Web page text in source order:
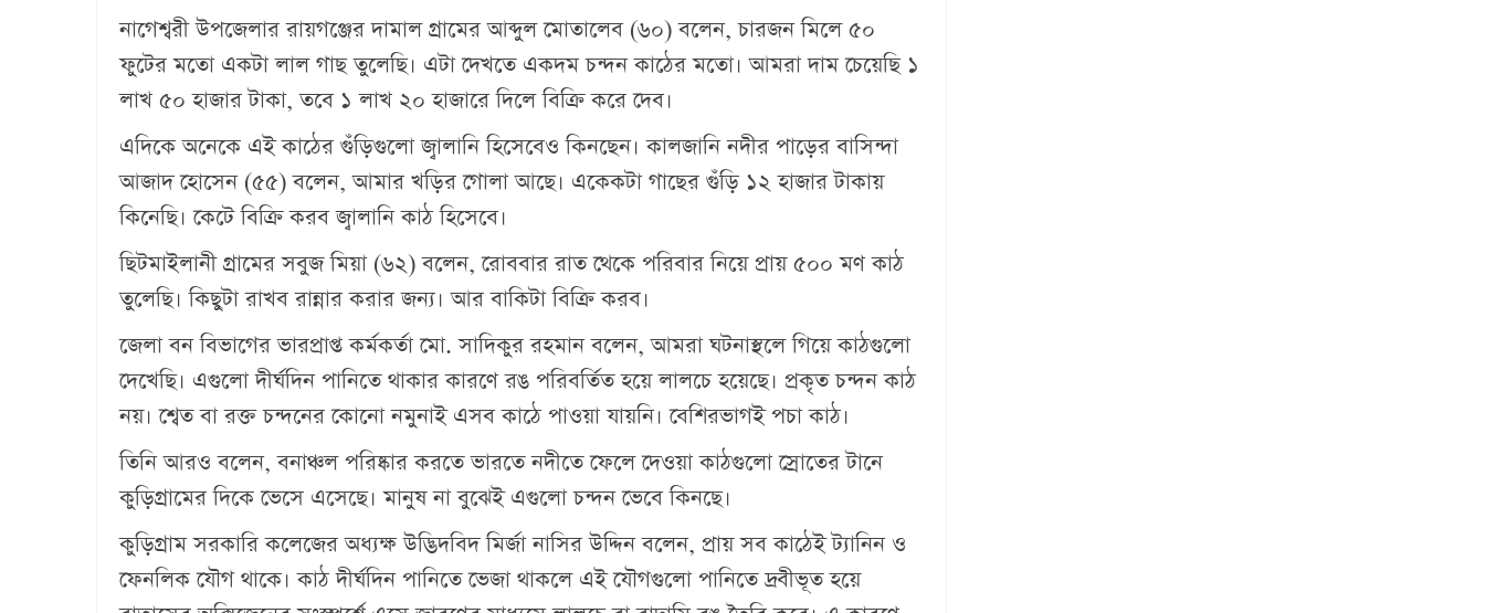
নাগেশ্বরী উপজেলার ‎রায়গঞ্জের দামাল গ্রামের আব্দুল মোতালেব (৬০) বলেন, চারজন মিলে ৫০
ফুটের মতো একটা লাল গাছ তুলেছি। এটা দেখতে একদম চন্দন কাঠের মতো। আমরা দাম চেয়েছি ১
লাখ ৫০ হাজার টাকা, তবে ১ লাখ ২০ হাজারে দিলে বিক্রি করে দেব।‎
‎এদিকে অনেকে এই কাঠের গুঁড়িগুলো জ্বালানি হিসেবেও কিনছেন। কালজানি নদীর পাড়ের বাসিন্দা
আজাদ হোসেন (৫৫) বলেন, আমার খড়ির গোলা আছে। একেকটা গাছের গুঁড়ি ১২ হাজার টাকায়
কিনেছি। কেটে বিক্রি করব জ্বালানি কাঠ হিসেবে।‎
‎ছিটমাইলানী গ্রামের সবুজ মিয়া (৬২) বলেন, রোববার রাত থেকে পরিবার নিয়ে প্রায় ৫০০ মণ কাঠ
তুলেছি। কিছুটা রাখব রান্নার করার জন্য। আর বাকিটা বিক্রি করব।
‎জেলা বন বিভাগের ভারপ্রাপ্ত কর্মকর্তা মো. সাদিকুর রহমান বলেন, আমরা ঘটনাস্থলে গিয়ে কাঠগুলো
দেখেছি। এগুলো দীর্ঘদিন পানিতে থাকার কারণে রঙ পরিবর্তিত হয়ে লালচে হয়েছে। প্রকৃত চন্দন কাঠ
নয়। শ্বেত বা রক্ত চন্দনের কোনো নমুনাই এসব কাঠে পাওয়া যায়নি। বেশিরভাগই পচা কাঠ।
‎তিনি আরও বলেন, বনাঞ্চল পরিষ্কার করতে ভারতে নদীতে ফেলে দেওয়া কাঠগুলো স্রোতের টানে
কুড়িগ্রামের দিকে ভেসে এসেছে। মানুষ না বুঝেই এগুলো চন্দন ভেবে কিনছে।
‎কুড়িগ্রাম সরকারি কলেজের অধ্যক্ষ উদ্ভিদবিদ মির্জা নাসির উদ্দিন বলেন, প্রায় সব কাঠেই ট্যানিন ও
ফেনলিক যৌগ থাকে। কাঠ দীর্ঘদিন পানিতে ভেজা থাকলে এই যৌগগুলো পানিতে দ্রবীভূত হয়ে